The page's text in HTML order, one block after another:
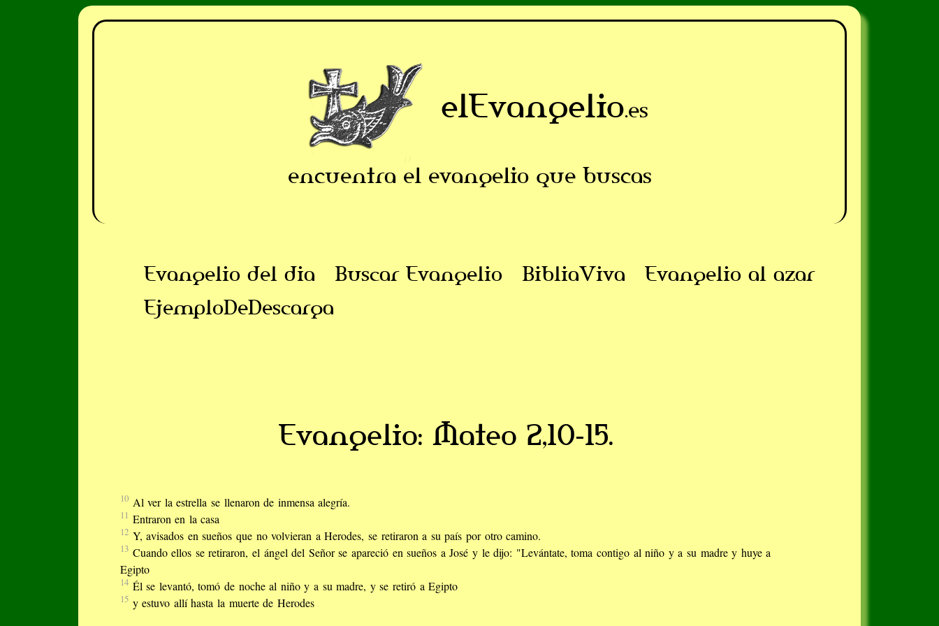
elEvangelio.es
encuentra el evangelio que buscas
Evangelio del dia Buscar Evangelio BibliaViva
Evangelio al azar
EjemploDeDescarga
Evangelio: Mateo 2,10-15.
10 Al ver la estrella se llenaron de inmensa alegría.
11 Entraron en la casa
12 Y, avisados en sueños que no volvieran a Herodes, se retiraron a su país por otro camino.
13 Cuando ellos se retiraron, el ángel del Señor se apareció en sueños a José y le dijo: "Levántate, toma contigo al niño y a su madre y huye a
Egipto
14 Él se levantó, tomó de noche al niño y a su madre, y se retiró a Egipto
15 y estuvo allí hasta la muerte de Herodes